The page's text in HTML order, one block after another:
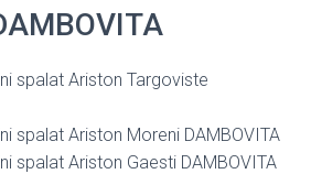
spalat Ariston Targoviste
spalat Ariston Moreni DAMBOVITA
spalat Ariston Gaesti DAMBOVITA